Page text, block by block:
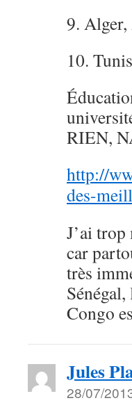
9.
10.
RIEN,
http://
des-
J’ai trop
car
très
Congo
Jules
28/07/